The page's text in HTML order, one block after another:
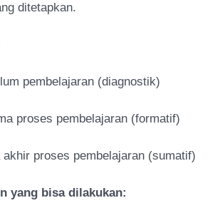
ditetapkan.
pembelajaran (diagnostik)
proses pembelajaran (formatif)
akhir proses pembelajaran (sumatif)
yang bisa dilakukan: